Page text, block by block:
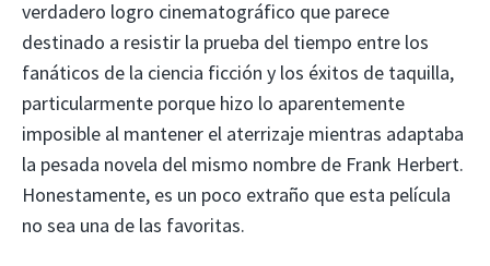
verdadero logro cinematográfico que parece
destinado a resistir la prueba del tiempo entre los
fanáticos de la ciencia ficción y los éxitos de taquilla,
particularmente porque hizo lo aparentemente
imposible al mantener el aterrizaje mientras adaptaba
la pesada novela del mismo nombre de Frank Herbert.
Honestamente, es un poco extraño que esta película
no sea una de las favoritas.